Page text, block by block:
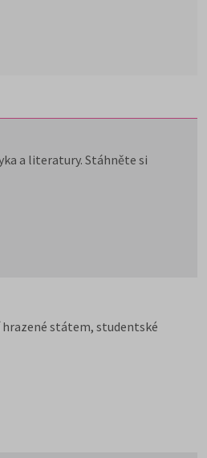
a literatury. Stáhněte si
státem, studentské